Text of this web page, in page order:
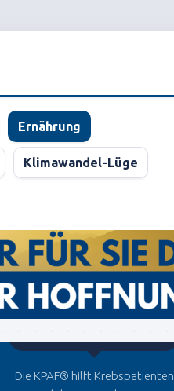
Ernährung
Klimawandel-Lüge
Gegründet von Dr.C
Die KPAF® hilft Krebspatienten